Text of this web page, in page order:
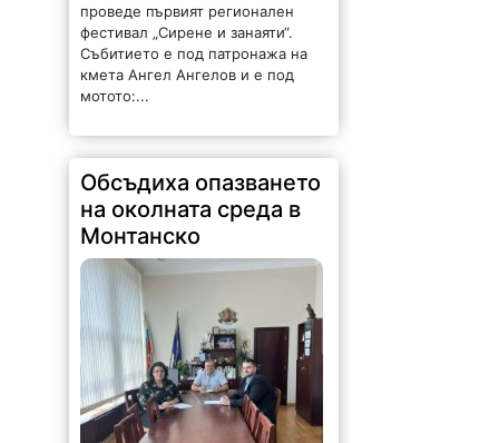
проведе първият регионален
фестивал „Сирене и занаяти“.
Събитието е под патронажа на
кмета Ангел Ангелов и е под
мотото:...
Обсъдиха опазването
на околната среда в
Монтанско